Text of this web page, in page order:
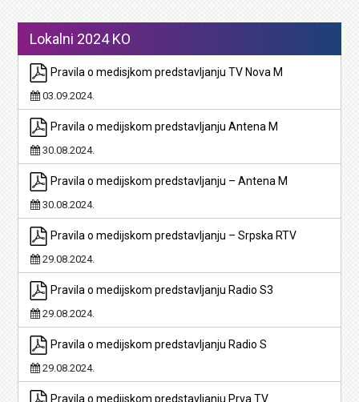
Lokalni 2024 KO
Pravila o medisjkom predstavljanju TV Nova M
03.09.2024.
Pravila o medijskom predstavljanju Antena M
30.08.2024.
Pravila o medijskom predstavljanju – Antena M
30.08.2024.
Pravila o medijskom predstavljanju – Srpska RTV
29.08.2024.
Pravila o medijskom predstavljanju Radio S3
29.08.2024.
Pravila o medijskom predstavljanju Radio S
29.08.2024.
Pravila o medijskom predstavljanju Prva TV